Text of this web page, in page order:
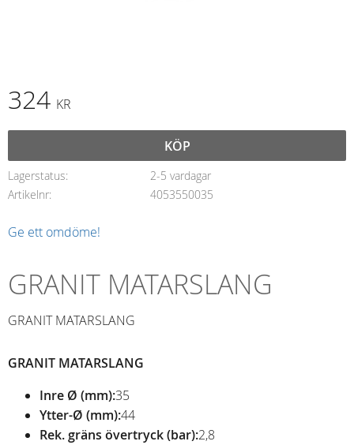
324 KR
KÖP
Lagerstatus
2-5 vardagar
Artikelnr
4053550035
Ge ett omdöme!
GRANIT MATARSLANG
GRANIT MATARSLANG
GRANIT MATARSLANG
Inre Ø (mm):35
Ytter-Ø (mm):44
Rek. gräns övertryck (bar):2,8